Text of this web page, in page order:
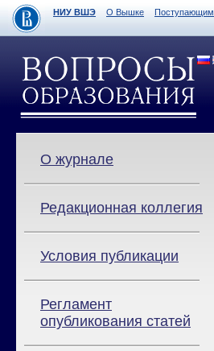
НИУ ВШЭ О Вышке Поступающим
О журнале
Редакционная коллегия
Условия публикации
Регламент
опубликования статей